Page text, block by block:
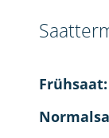
Frühsaat: